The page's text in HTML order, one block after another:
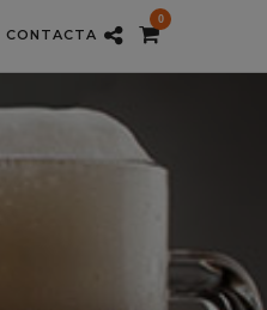
CONTACTA
0